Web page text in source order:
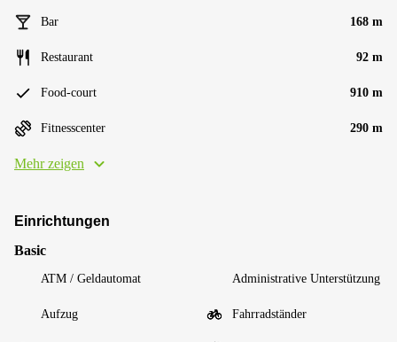
Bar 168 m
Restaurant 92 m
Food-court 910 m
Fitnesscenter 290 m
Mehr zeigen
Einrichtungen
Basic
ATM / Geldautomat Administrative Unterstützung
Aufzug Fahrradständer